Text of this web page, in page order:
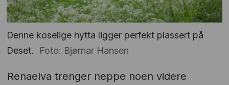
Denne koselige hytta ligger perfekt plassert på
Deset.
Foto: Bjørnar Hansen
Renaelva trenger neppe noen videre